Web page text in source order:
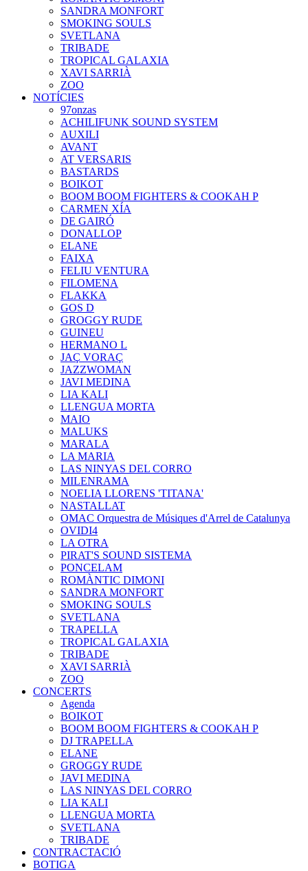
SANDRA MONFORT
SMOKING SOULS
SVETLANA
TRIBADE
TROPICAL GALAXIA
XAVI SARRIÀ
ZOO
NOTÍCIES
97onzas
ACHILIFUNK SOUND SYSTEM
AUXILI
AVANT
AT VERSARIS
BASTARDS
BOIKOT
BOOM BOOM FIGHTERS & COOKAH P
CARMEN XÍA
DE GAIRÓ
DONALLOP
ELANE
FAIXA
FELIU VENTURA
FILOMENA
FLAKKA
GOS D
GROGGY RUDE
GUINEU
HERMANO L
JAÇ VORAÇ
JAZZWOMAN
JAVI MEDINA
LIA KALI
LLENGUA MORTA
MAIO
MALUKS
MARALA
LA MARIA
LAS NINYAS DEL CORRO
MILENRAMA
NOELIA LLORENS 'TITANA'
NASTALLAT
OMAC Orquestra de Músiques d'Arrel de Catalunya
OVIDI4
LA OTRA
PIRAT'S SOUND SISTEMA
PONCELAM
ROMÀNTIC DIMONI
SANDRA MONFORT
SMOKING SOULS
SVETLANA
TRAPELLA
TROPICAL GALAXIA
TRIBADE
XAVI SARRIÀ
ZOO
CONCERTS
Agenda
BOIKOT
BOOM BOOM FIGHTERS & COOKAH P
DJ TRAPELLA
ELANE
GROGGY RUDE
JAVI MEDINA
LAS NINYAS DEL CORRO
LIA KALI
LLENGUA MORTA
SVETLANA
TRIBADE
CONTRACTACIÓ
BOTIGA